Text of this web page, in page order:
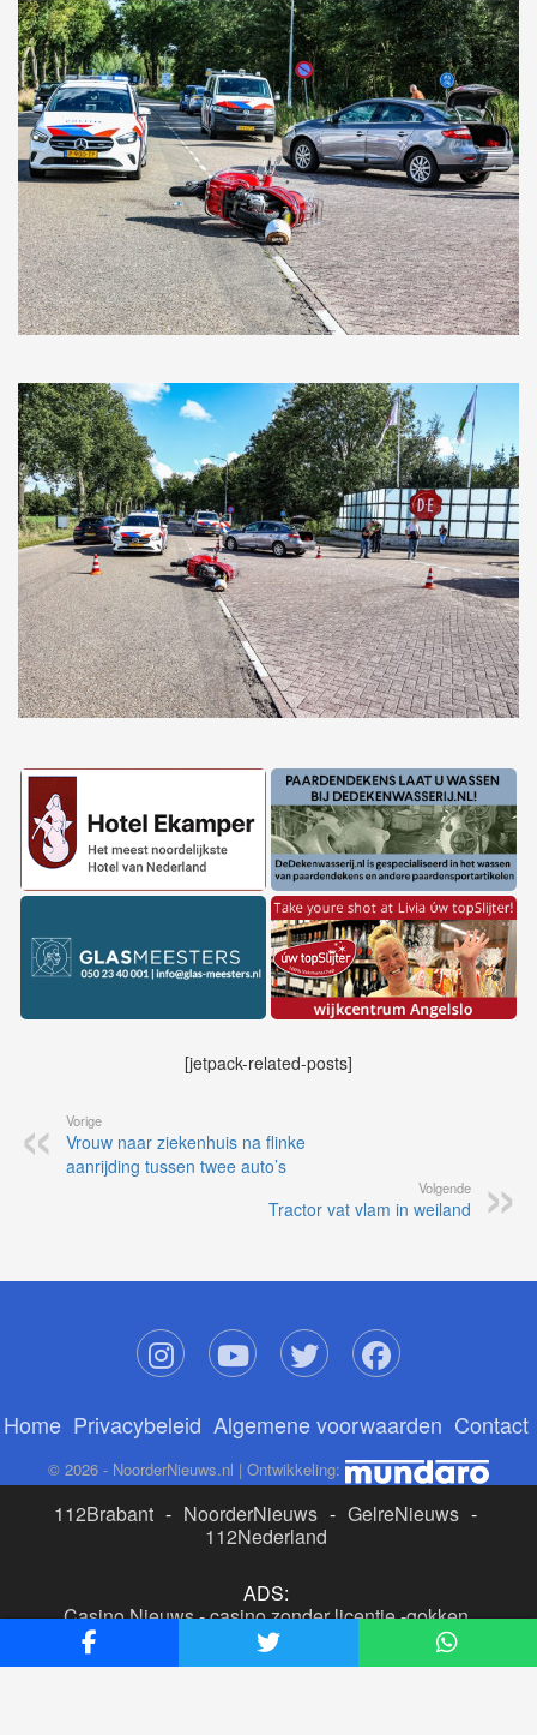
[jetpack-related-posts]
Vorige
Vrouw naar ziekenhuis na flinke
aanrijding tussen twee auto’s
Volgende
Tractor vat vlam in weiland
Home Privacybeleid Algemene voorwaarden Contact
© 2026 - NoorderNieuws.nl | Ontwikkeling:
112Brabant - NoorderNieuws - GelreNieuws -
112Nederland
ADS:
Casino Nieuws-casino zonder licentie-gokken
buitenlandse site
beste online casino nederland